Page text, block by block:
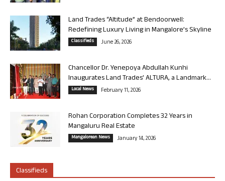
Land Trades “Altitude” at Bendoorwell:
Redefining Luxury Living in Mangalore’s Skyline
Classifieds June 26, 2026
Chancellor Dr. Yenepoya Abdullah Kunhi
Inaugurates Land Trades’ ALTURA, a Landmark...
Local News February 11, 2026
Rohan Corporation Completes 32 Years in
Mangaluru Real Estate
Mangalorean News January 14, 2026
Classifieds